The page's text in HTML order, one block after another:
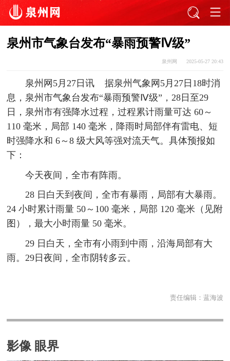
泉州市气象台发布“暴雨预警Ⅳ级”
泉州网 2025-05-27 20:43
泉州网5月27日讯 据泉州气象网5月27日18时消
息， 泉州市气象台发布“暴雨预警Ⅳ级”，28日至29
日，泉州市有强降水过程，过程累计雨量可达 60～
110 毫米，局部 140 毫米，降雨时局部伴有雷电、短
时强降水和 6～8 级大风等强对流天气。具体预报如
下：
今天夜间，全市有阵雨。
28 日白天到夜间，全市有暴雨，局部有大暴雨。
24 小时累计雨量 50～100 毫米，局部 120 毫米（见附
图），最大小时雨量 50 毫米。
29 日白天，全市有小雨到中雨，沿海局部有大
雨。29日夜间，全市阴转多云。
责任编辑： 蓝海波
影像 眼界